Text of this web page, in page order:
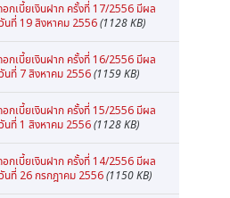
กเบี้ยเงินฝาก ครั้งที่ 17/2556 มีผล
นที่ 19 สิงหาคม 2556(1128 KB)
กเบี้ยเงินฝาก ครั้งที่ 16/2556 มีผล
นที่ 7 สิงหาคม 2556(1159 KB)
กเบี้ยเงินฝาก ครั้งที่ 15/2556 มีผล
นที่ 1 สิงหาคม 2556(1128 KB)
กเบี้ยเงินฝาก ครั้งที่ 14/2556 มีผล
นที่ 26 กรกฎาคม 2556(1150 KB)